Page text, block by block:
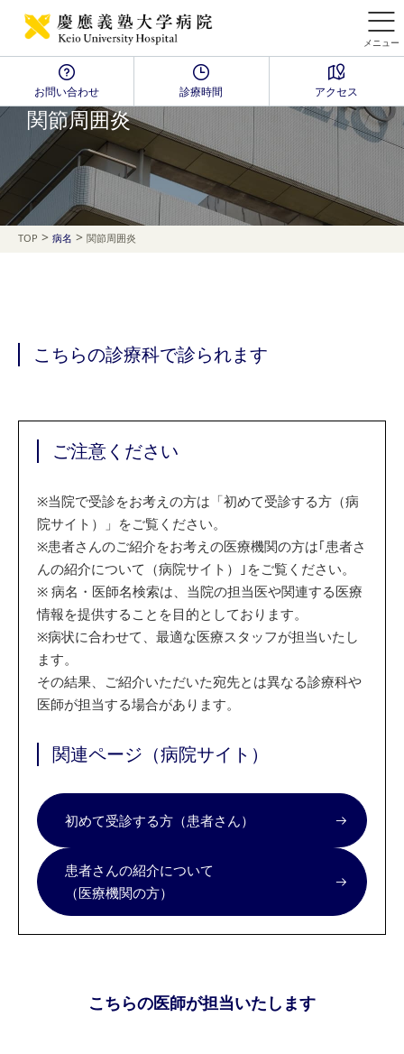
メニュー
お問い合わせ 診療時間 アクセス
Disease Name Search
関節周囲炎
TOP > 病名 > 関節周囲炎
こちらの診療科で診られます
ご注意ください
※当院で受診をお考えの方は「初めて受診する方（病
院サイト）」をご覧ください。
※患者さんのご紹介をお考えの医療機関の方は｢患者さ
んの紹介について（病院サイト）｣をご覧ください。
※ 病名・医師名検索は、当院の担当医や関連する医療
情報を提供することを目的としております。
※病状に合わせて、最適な医療スタッフが担当いたし
ます。
その結果、ご紹介いただいた宛先とは異なる診療科や
医師が担当する場合があります。
関連ページ（病院サイト）
初めて受診する方（患者さん）
患者さんの紹介について
（医療機関の方）
こちらの医師が担当いたします